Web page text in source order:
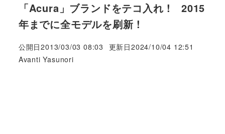
「Acura」ブランドをテコ入れ ! 2015
年までに全モデルを刷新 !
公開日2013/03/03 08:03 更新日2024/10/04 12:51
著
Avanti Yasunori